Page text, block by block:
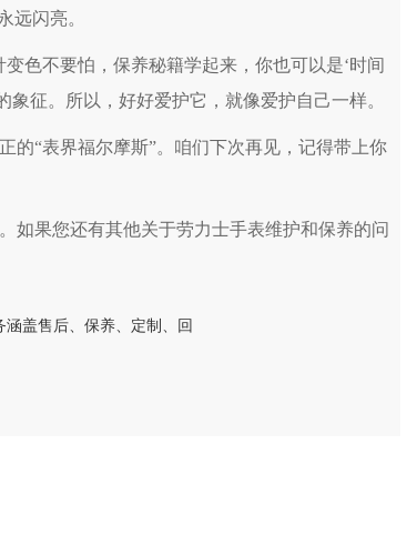
远闪亮。
不要怕，保养秘籍学起来，你也可以是‘时间
征。所以，好好爱护它，就像爱护自己一样。
“表界福尔摩斯”。咱们下次再见，记得带上你
如果您还有其他关于劳力士手表维护和保养的问